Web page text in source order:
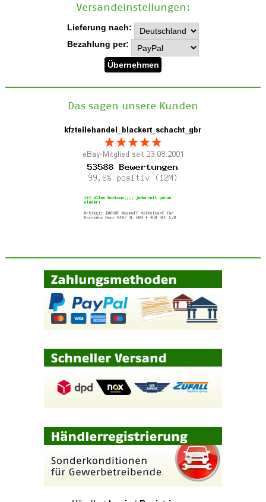
Versand­einstellungen:
Lieferung nach:
Bezahlung per:
Das sagen unsere Kunden